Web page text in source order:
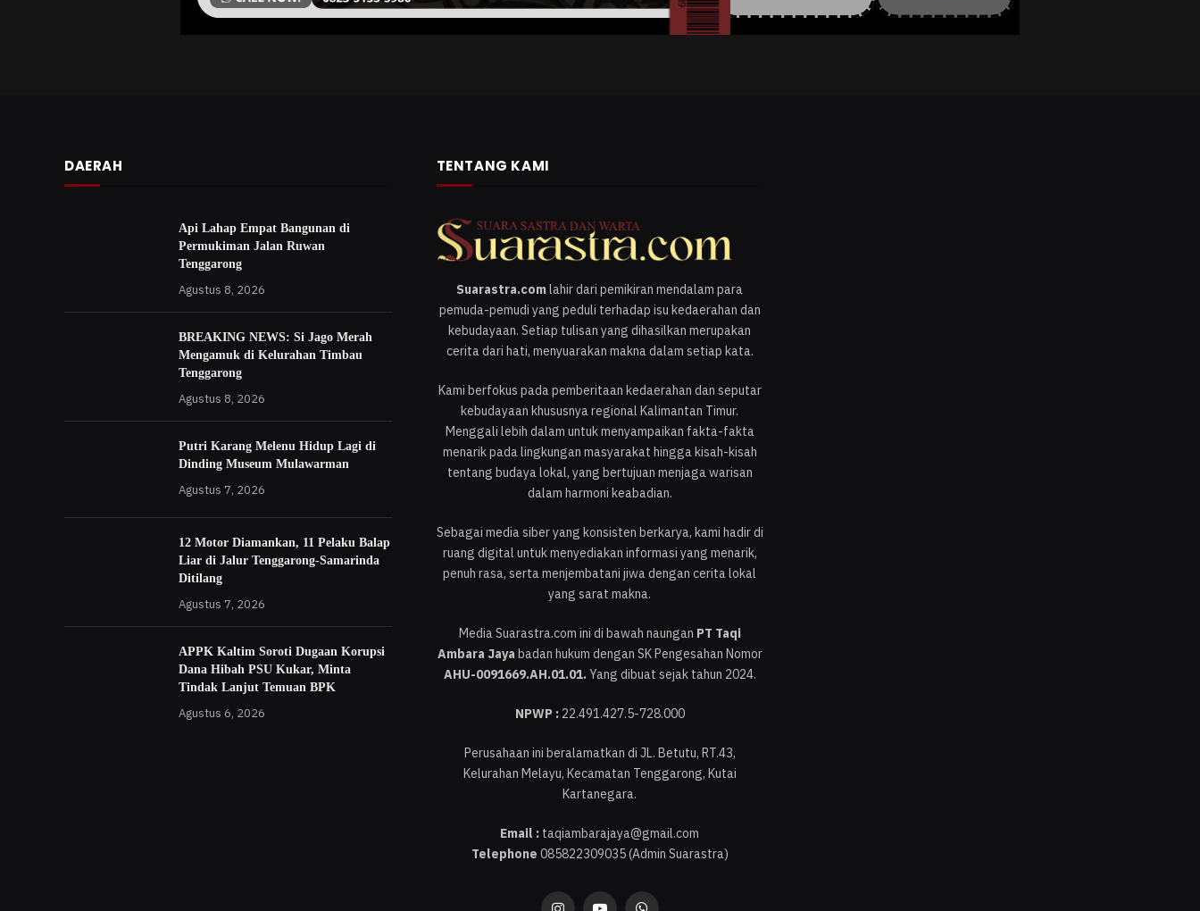
DAERAH
Api Lahap Empat Bangunan di
Permukiman Jalan Ruwan
Tenggarong
Agustus 8, 2026
BREAKING NEWS: Si Jago Merah
Mengamuk di Kelurahan Timbau
Tenggarong
Agustus 8, 2026
Putri Karang Melenu Hidup Lagi di
Dinding Museum Mulawarman
Agustus 7, 2026
12 Motor Diamankan, 11 Pelaku Balap
Liar di Jalur Tenggarong-Samarinda
Ditilang
Agustus 7, 2026
APPK Kaltim Soroti Dugaan Korupsi
Dana Hibah PSU Kukar, Minta
Tindak Lanjut Temuan BPK
Agustus 6, 2026
TENTANG KAMI
Suarastra.comlahir dari pemikiran mendalam para
pemuda-pemudi yang peduli terhadap isu kedaerahan dan
kebudayaan. Setiap tulisan yang dihasilkan merupakan
cerita dari hati, menyuarakan makna dalam setiap kata.
Kami berfokus pada pemberitaan kedaerahan dan seputar
kebudayaan khususnya regional Kalimantan Timur.
Menggali lebih dalam untuk menyampaikan fakta-fakta
menarik pada lingkungan masyarakat hingga kisah-kisah
tentang budaya lokal, yang bertujuan menjaga warisan
dalam harmoni keabadian.
Sebagai media siber yang konsisten berkarya, kami hadir di
ruang digital untuk menyediakan informasi yang menarik,
penuh rasa, serta menjembatani jiwa dengan cerita lokal
yang sarat makna.
Media Suarastra.com ini di bawah naungan PT Taqi
Ambara Jaya badan hukum dengan SK Pengesahan Nomor
AHU-0091669.AH.01.01.Yang dibuat sejak tahun 2024.
NPWP :22.491.427.5-728.000
Perusahaan ini beralamatkan di JL. Betutu, RT.43,
Kelurahan Melayu, Kecamatan Tenggarong, Kutai
Kartanegara.
Email : taqiambarajaya@gmail.com
Telephone 085822309035 (Admin Suarastra)